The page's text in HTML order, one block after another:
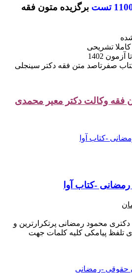
است. تست
برگزیده متون فقه
تشریحی
1402
صفرتاصد متن فقه دکتر سینجلی
فقه وکالت دکتر معیر محمدی
304,500 تومان
است.
واژه تافل دکتری محمود رمضانی پرتکرارترین و
تلفظ پیامکی کلیه کلمات جهت